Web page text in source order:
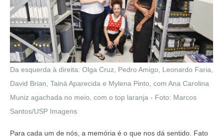
Da esquerda à direita: Olga Cruz, Pedro Amigo, Leonardo Faria,
David Brian, Tainá Aparecida e Mylena Pinto, com Ana Carolina
Muniz agachada no meio, com o top laranja - Foto: Marcos
Santos/USP Imagens
Para cada um de nós, a memória é o que nos dá sentido. Fato